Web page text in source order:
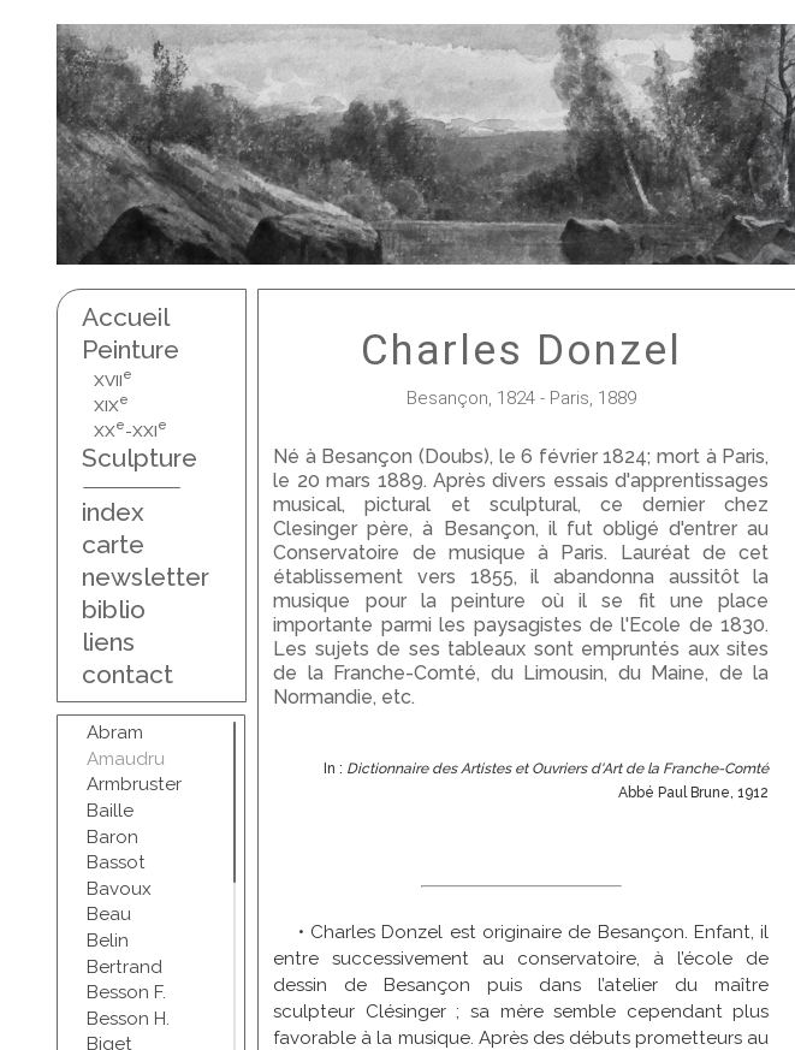
Accueil
Peinture
XVIIe
XIXe
XXe-XXIe
Sculpture
index
carte
newsletter
biblio
liens
contact
Abram
Amaudru
Armbruster
Baille
Baron
Bassot
Bavoux
Beau
Belin
Bertrand
Besson F.
Besson H.
Biget
Charles Donzel
Besançon, 1824 - Paris, 1889
Né à Besançon (Doubs), le 6 février 1824; mort à Paris,
le 20 mars 1889. Après divers essais d'apprentissages
musical, pictural et sculptural, ce dernier chez
Clesinger père, à Besançon, il fut obligé d'entrer au
Conservatoire de musique à Paris. Lauréat de cet
établissement vers 1855, il abandonna aussitôt la
musique pour la peinture où il se fit une place
importante parmi les paysagistes de l'Ecole de 1830.
Les sujets de ses tableaux sont empruntés aux sites
de la Franche-Comté, du Limousin, du Maine, de la
Normandie, etc.
In : Dictionnaire des Artistes et Ouvriers d'Art de la Franche-Comté
Abbé Paul Brune, 1912
• Charles Donzel est originaire de Besançon. Enfant, il
entre successivement au conservatoire, à l’école de
dessin de Besançon puis dans l’atelier du maître
sculpteur Clésinger ; sa mère semble cependant plus
favorable à la musique. Après des débuts prometteurs au